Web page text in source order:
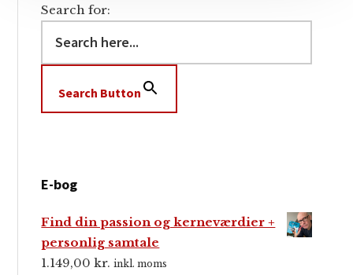
Search for:
Search Button
E-bog
Find din passion og kerneværdier +
personlig samtale
1.149,00kr. inkl. moms